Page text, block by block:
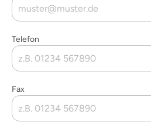
Telefon
Fax